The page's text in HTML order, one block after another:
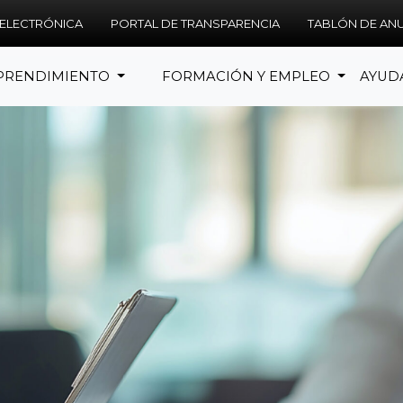
PORTAL DE TRANSPARENCIA TABLÓN DE
FORMACIÓN Y EMPLEO